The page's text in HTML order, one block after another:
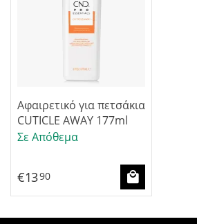
Αφαιρετικό για πετσάκια
CUTICLE AWAY 177ml
Σε Απόθεμα
€1390